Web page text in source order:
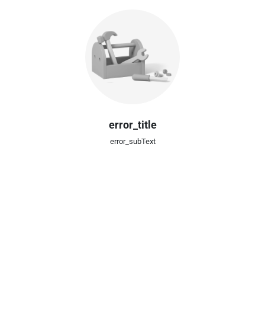
error_title
error_subText